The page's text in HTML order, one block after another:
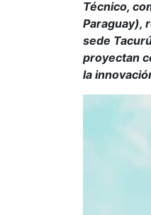
Técnico,
Paraguay),
sede
proyectan
la